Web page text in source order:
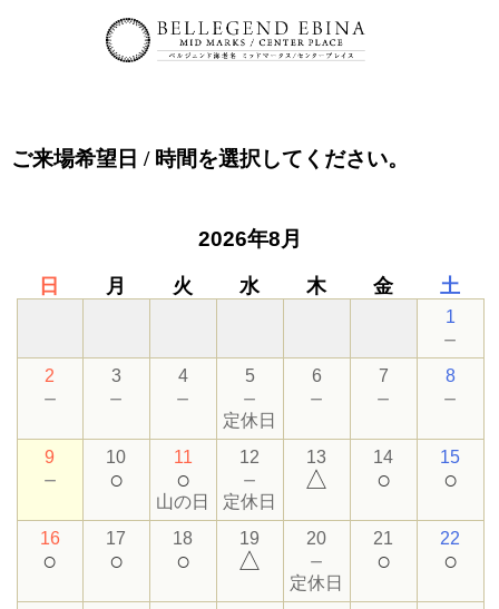
ご来場希望日 / 時間を選択してください。
2026年8月
日 月 火 水 木 金 土
1
－
2
－
3
－
4
－
5
－
定休日
6
－
7
－
8
－
9
－
10
○
11
○
山の日
12
－
定休日
13
△
14
○
15
○
16
○
17
○
18
○
19
△
20
－
定休日
21
○
22
○